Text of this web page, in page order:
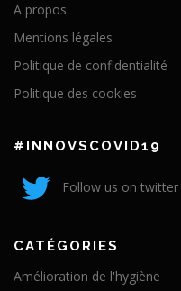
A propos
Mentions légales
Politique de confidentialité
Politique des cookies
#INNOVSCOVID19
Follow us on twitter
CATÉGORIES
Amélioration de l'hygiène